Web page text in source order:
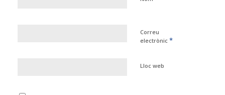
Correu
electrònic *
Lloc web